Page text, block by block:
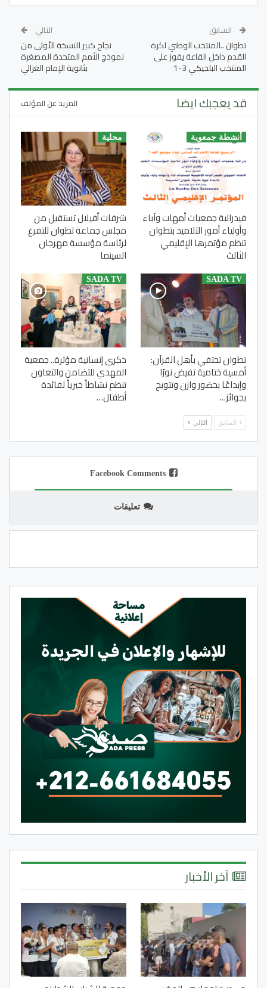
السابق
تطوان ..المنتخب الوطني لكرة
القدم داخل القاعة يفوز على
المنتخب البلجيكي 3-1
التالي
نجاح كبير للنسخة الأولى من
نموذج الأمم المتحدة المصغرة
بثانوية الإمام الغزالي
قد يعجبك ايضا المزيد عن المؤلف
أنشطة جمعوية
فيدرالية جمعيات أمهات وآباء
وأولياء أمور التلاميذ بتطوان
تنظم مؤتمرها الإقليمي
الثالث
محلية
شرفات أفيلال تستقيل من
مجلس جماعة تطوان للتفرغ
لرئاسة مؤسسة مهرجان
السينما
SADA TV
تطوان تحتفي بأهل القرآن:
أمسية ختامية تفيض نورًا
وإبداعًا بحضور وازن وتتويج
بجوائز…
SADA TV
ذكرى إنسانية مؤثرة.. جمعية
المهدي للتضامن والتعاون
تنظم نشاطاً خيرياً لفائدة
أطفال…
السابق التالي
Facebook Comments
تعليقات
آخر الأخبار